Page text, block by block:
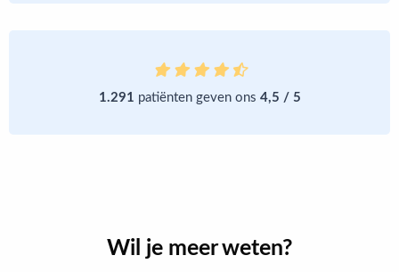
1.291 patiënten geven ons 4,5 / 5
Wil je meer weten?